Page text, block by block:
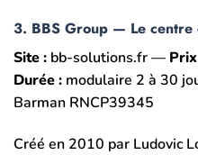
3. BBS Group — Le
Site : bb-solutions.fr —
Durée : modulaire 2 à 30
Barman RNCP39345
Créé en 2010 par Ludovic